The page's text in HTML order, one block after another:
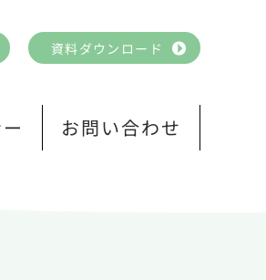
資料ダウンロード
お問い合わせ